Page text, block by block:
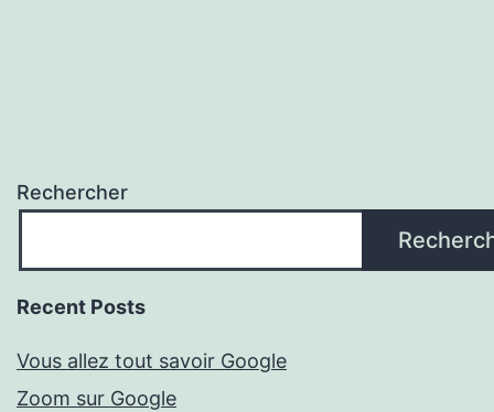
Rechercher
Recent Posts
Vous allez tout savoir Google
Zoom sur Google